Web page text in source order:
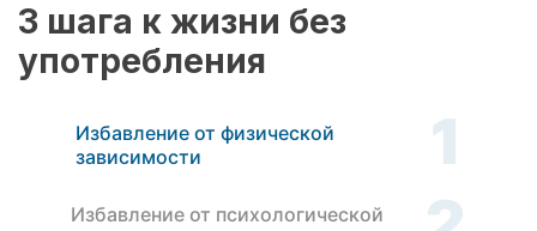
3 шага к жизни без
употребления
Избавление от физической
зависимости
1
Избавление от психологической